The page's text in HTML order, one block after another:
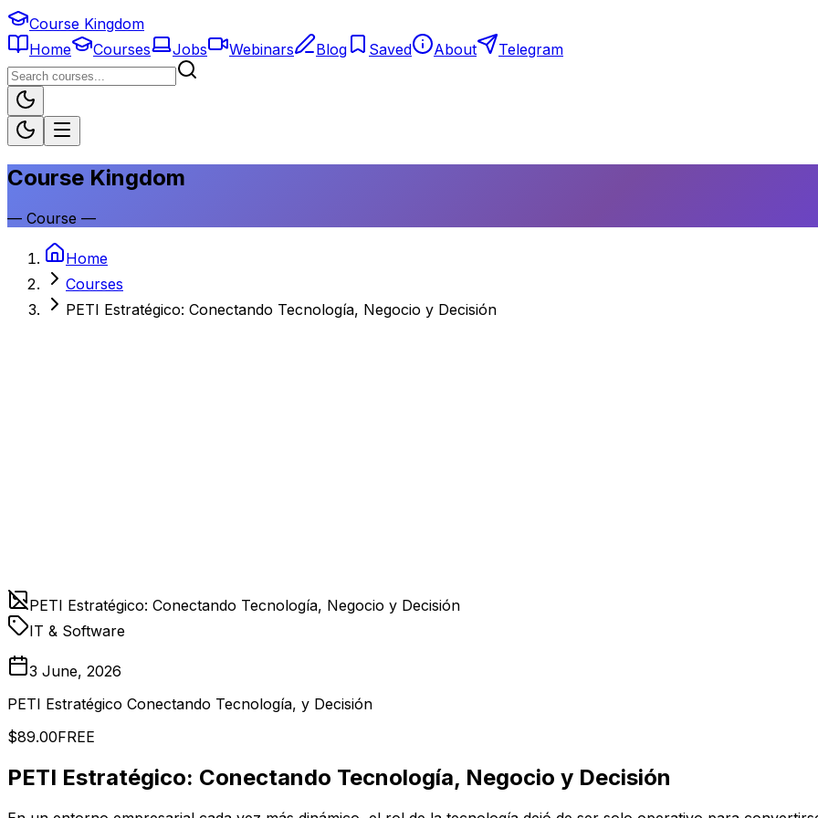
Course Kingdom
Home
Courses Jobs Webinars Blog Saved About Telegram
Course Kingdom
— Course —
Home
Courses
PETI Estratégico: Conectando Tecnología, Negocio y Decisión
PETI Estratégico: Conectando Tecnología, Negocio y Decisión
IT & Software
3 June, 2026
PETI Estratégico Conectando Tecnología, y Decisión
$89.00FREE
PETI Estratégico: Conectando Tecnología, Negocio y Decisión